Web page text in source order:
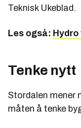
Teknisk Ukeblad.
Les også:
Tenke nytt
Stordalen mener
måten å tenke